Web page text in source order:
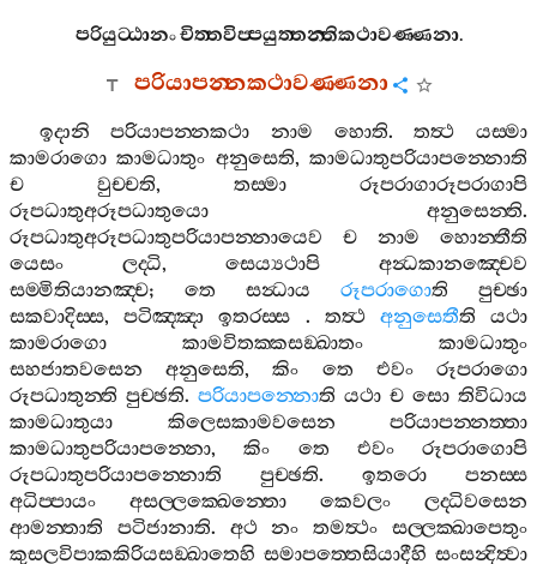
පරියුට‍්ඨානංචිත‍්තවිප‍්පයුත‍්තන‍්තිකථාවණ‍්ණනා.
පරියාපන‍්නකථාවණ‍්ණනා
ඉදානි පරියාපන‍්නකථා නාම හොති.තත්‍ථ
යස‍්මා
කාමරාගො කාමධාතුං අනුසෙති,කාමධාතුපරියාපන‍්නොති
ච
වුච‍්චති, තස‍්මා
රූපරාගාරූපරාගාපි
රූපධාතුඅරූපධාතුයො
අනුසෙන‍්ති.
රූපධාතුඅරූපධාතුපරියාපන‍්නායෙව
ච නාම
හොන‍්තීති
යෙසං
ලද‍්ධි, සෙය්‍යථාපි
අන්‍ධකානඤ‍්චෙව
සම‍්මිතියානඤ‍්ච; තෙ සන්‍ධාය රූපරාගොති
පුච‍්ඡා
සකවාදිස‍්ස,පටිඤ‍්ඤා ඉතරස‍්ස . තත්‍ථ අනුසෙතීති
යථා
කාමරාගො
කාමවිතක‍්කසඞ‍්ඛාතං
කාමධාතුං
සහජාතවසෙන
අනුසෙති,කිං තෙ එවං
රූපරාගො
රූපධාතුන‍්ති පුච‍්ඡති. පරියාපන‍්නොති යථා ච සො තිවිධාය
කාමධාතුයා
කිලෙසකාමවසෙන
පරියාපන‍්නත‍්තා
කාමධාතුපරියාපන‍්නො,කිං තෙ එවං
රූපරාගොපි
රූපධාතුපරියාපන‍්නොති
පුච‍්ඡති. ඉතරො
පනස‍්ස
අධිප‍්පායං
අසල‍්ලක‍්ඛෙන‍්තො කෙවලං
ලද‍්ධිවසෙන
ආමන‍්තාති
පටිජානාති. අථ නං තමත්‍ථං
සල‍්ලක‍්ඛාපෙතුං
කුසලවිපාකකිරියසඞ‍්ඛාතෙහි සමාපත‍්තෙසියාදීහි සංසන්‍දිත්‍වා